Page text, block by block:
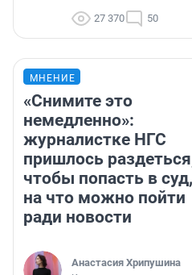
27 370 50
МНЕНИЕ
«Снимите это
немедленно»:
журналистке НГС
пришлось
чтобы попасть в
на что можно пойти
ради новости
Анастасия Хрипушина